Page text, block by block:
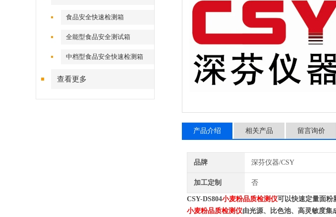
食品安全快速检测箱
全能型食品安全测试箱
中档型食品安全快速检测箱
查看更多
产品介绍 相关产品 留言询价
品牌 深芬仪器/CSY
加工定制 否
CSY-DS804小麦粉品质检测仪可以快速定量面粉
小麦粉品质检测仪由光源、比色池、高灵敏度